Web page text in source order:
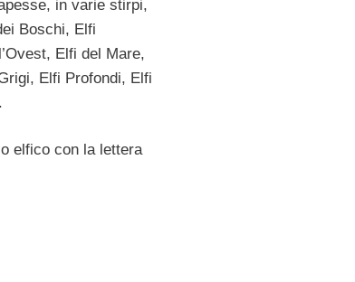
in varie stirpi,
Boschi, Elfi
Elfi del Mare,
Elfi Profondi, Elfi
elfico con la lettera